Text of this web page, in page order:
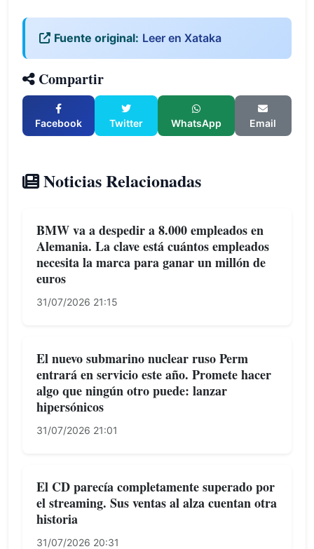
Fuente original: Leer en Xataka
Compartir
Facebook Twitter WhatsApp Email
Noticias Relacionadas
BMW va a despedir a 8.000 empleados en
Alemania. La clave está cuántos empleados
necesita la marca para ganar un millón de
euros
31/07/2026 21:15
El nuevo submarino nuclear ruso Perm
entrará en servicio este año. Promete hacer
algo que ningún otro puede: lanzar
hipersónicos
31/07/2026 21:01
El CD parecía completamente superado por
el streaming. Sus ventas al alza cuentan otra
historia
31/07/2026 20:31